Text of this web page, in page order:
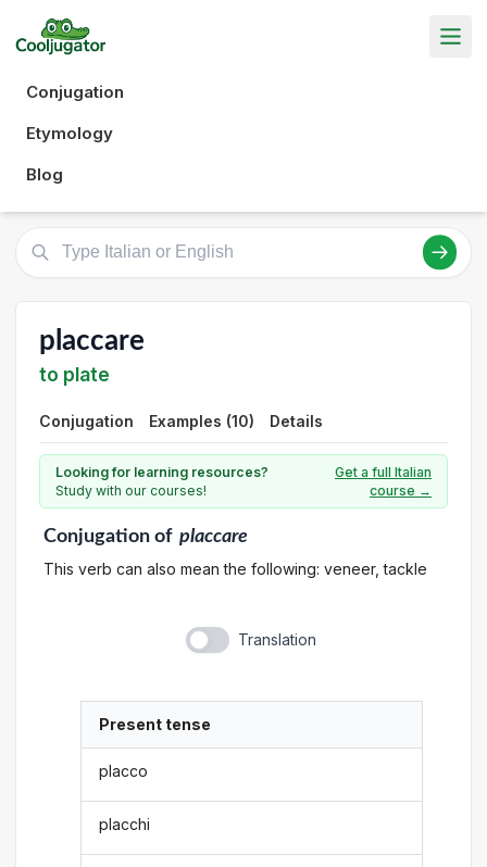
Conjugation
Etymology
Blog
placcare
to plate
Conjugation Examples (10) Details
Looking for learning resources?
Study with our courses!
Get a full Italian
course →
Conjugationof placcare
This verb can also mean the following: veneer, tackle
Translation
Present tense
placco
placchi